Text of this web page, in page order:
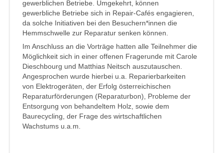
gewerblichen Betriebe. Umgekehrt, können
gewerbliche Betriebe sich in Repair-Cafés engagieren,
da solche Initiativen bei den Besuchern*innen die
Hemmschwelle zur Reparatur senken können.
Im Anschluss an die Vorträge hatten alle Teilnehmer die
Möglichkeit sich in einer offenen Fragerunde mit Carole
Dieschbourg und Matthias Neitsch auszutauschen.
Angesprochen wurde hierbei u.a. Reparierbarkeiten
von Elektrogeräten, der Erfolg österreichischen
Reparaturförderungen (Reparaturbon), Probleme der
Entsorgung von behandeltem Holz, sowie dem
Baurecycling, der Frage des wirtschaftlichen
Wachstums u.a.m.